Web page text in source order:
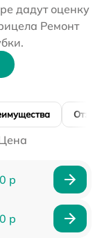
дадут оценку
Ремонт
р
р